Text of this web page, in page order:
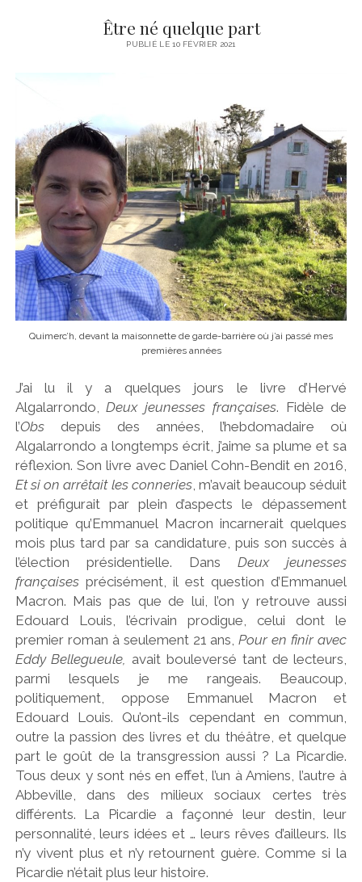
Y
s
L
e
B
o
r
g
n
'
Être né quelque part
PUBLIÉ LE 10 FÉVRIER 2021
Quimerc’h, devant la maisonnette de garde-barrière où j’ai passé mes
premières années
J’ai lu il y a quelques jours le livre d’Hervé
Algalarrondo,Deux jeunesses françaises. Fidèle de
l’Obsdepuis des années, l’hebdomadaire où
Algalarrondo a longtemps écrit, j’aime sa plume et sa
réflexion. Son livre avec Daniel Cohn-Bendit en 2016,
Et si on arrêtait les conneries, m’avait beaucoup séduit
et préfigurait par plein d’aspects le dépassement
politique qu’Emmanuel Macron incarnerait quelques
mois plus tard par sa candidature, puis son succès à
l’élection présidentielle. DansDeux jeunesses
françaisesprécisément, il est question d’Emmanuel
Macron. Mais pas que de lui, l’on y retrouve aussi
Edouard Louis, l’écrivain prodigue, celui dont le
premier roman à seulement 21 ans,Pour en finir avec
Eddy Bellegueule, avait bouleversé tant de lecteurs,
parmi lesquels je me rangeais. Beaucoup,
politiquement, oppose Emmanuel Macron et
Edouard Louis. Qu’ont-ils cependant en commun,
outre la passion des livres et du théâtre, et quelque
part le goût de la transgression aussi ? La Picardie.
Tous deux y sont nés en effet, l’un à Amiens, l’autre à
Abbeville, dans des milieux sociaux certes très
différents. La Picardie a façonné leur destin, leur
personnalité, leurs idées et … leurs rêves d’ailleurs. Ils
n’y vivent plus et n’y retournent guère. Comme si la
Picardie n’était plus leur histoire.